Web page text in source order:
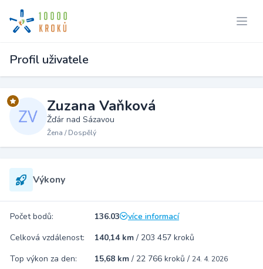
Profil uživatele
Zuzana Vaňková
Žďár nad Sázavou
Žena / Dospělý
Výkony
Počet bodů: 136.03
více informací
Celková vzdálenost:
140,14 km / 203 457 kroků
Top výkon za den:
15,68 km / 22 766 kroků / 24. 4. 2026